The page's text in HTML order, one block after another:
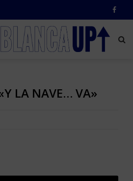
LA NAVE… VA»